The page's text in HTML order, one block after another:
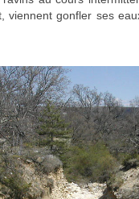
viennent gonfler ses